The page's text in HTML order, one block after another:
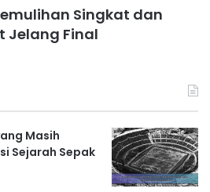
Singkat dan
Jelang Final
Masih
Sejarah Sepak